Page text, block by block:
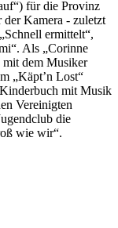
für die Provinz
der Kamera - zuletzt
ermittelt“,
Als „Corinne
mit dem Musiker
„Käpt’n Lost“
mit Musik
Vereinigten
die
wie wir“.